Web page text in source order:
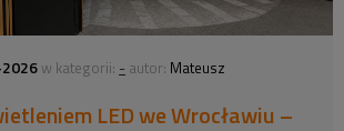
w kategorii: - autor: Mateusz
LED we Wrocławiu –